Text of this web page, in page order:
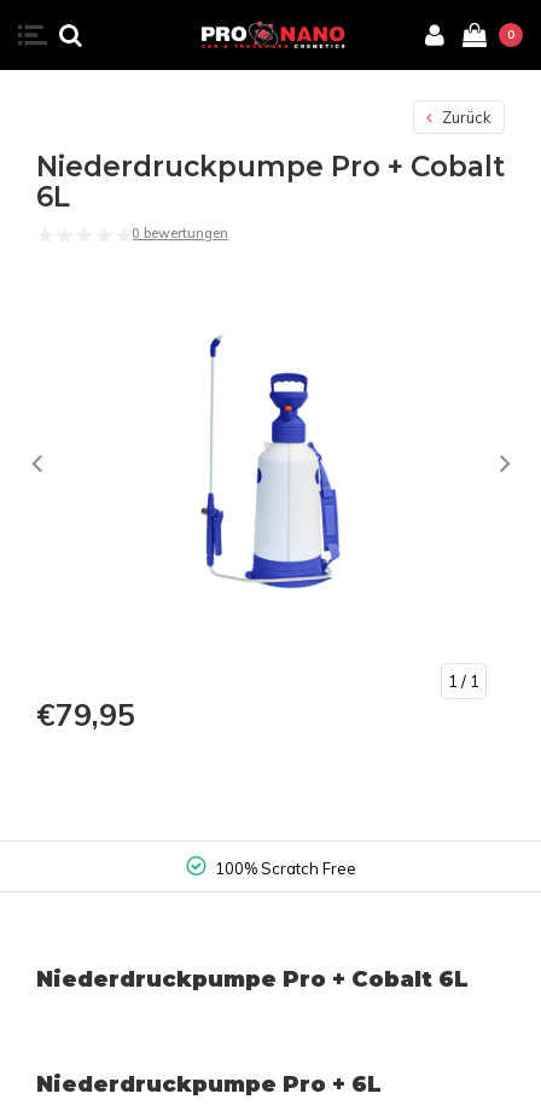
0
Zurück
Niederdruckpumpe Pro + Cobalt
6L
0 bewertungen
1 / 1
€79,95
100% Scratch Free
Niederdruckpumpe Pro + Cobalt 6L
Niederdruckpumpe Pro + 6L